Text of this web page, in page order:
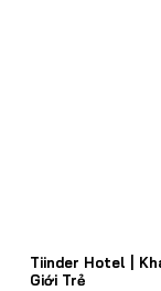
Tiinder Hotel |
Giới Trẻ